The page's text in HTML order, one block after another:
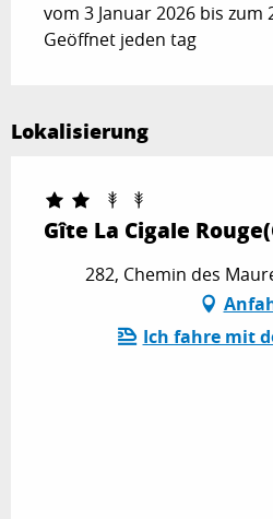
vom 3 Januar 2026 bis zum
Geöffnet jeden tag
Lokalisierung
Gîte La Cigale
282, Chemin des
Ich fahre mit